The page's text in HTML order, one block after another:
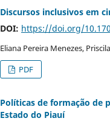
Discursos inclusivos em
DOI: https://doi.org/
Eliana Pereira Menezes,
PDF
Políticas de formação de
Estado do Piauí